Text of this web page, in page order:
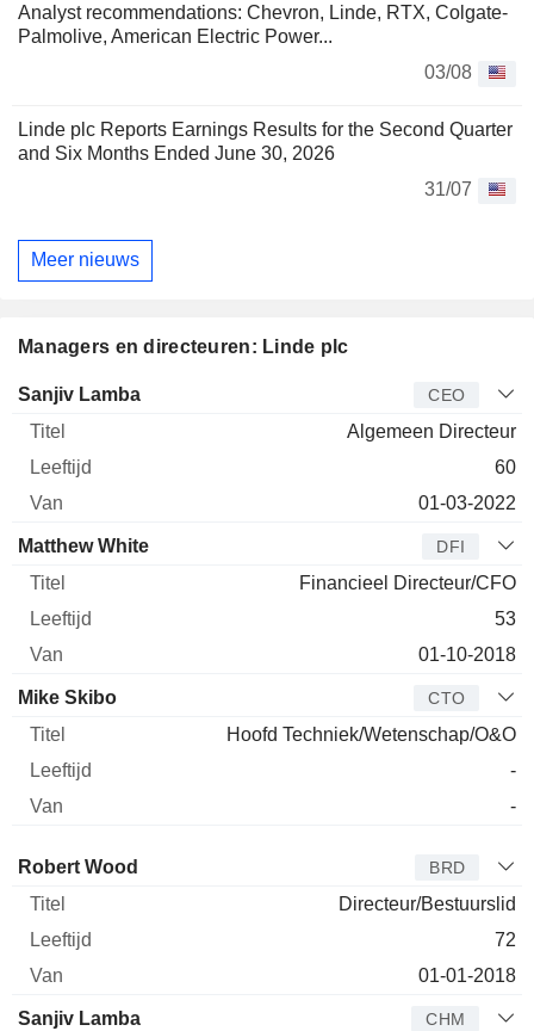
Analyst recommendations: Chevron, Linde, RTX, Colgate-
Palmolive, American Electric Power...
03/08
Linde plc Reports Earnings Results for the Second Quarter
and Six Months Ended June 30, 2026
31/07
Meer nieuws
Managers en directeuren: Linde plc
Bedrijfsleider
Sanjiv Lamba CEO
Algemeen Directeur
60
01-03-2022
Matthew White DFI
Financieel Directeur/CFO
53
01-10-2018
Mike Skibo CTO
Hoofd Techniek/Wetenschap/O&O
-
-
Bestuurder Titel
Robert Wood BRD
Directeur/Bestuurslid
72
01-01-2018
Sanjiv Lamba CHM